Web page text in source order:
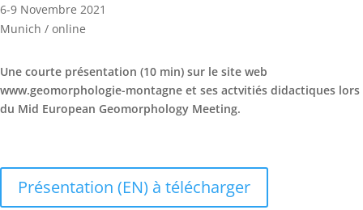
6-9 Novembre 2021
Munich / online
Une courte présentation (10 min) sur le site web
www.geomorphologie-montagne et ses actvitiés didactiques lors
du Mid European Geomorphology Meeting.
Présentation (EN) à télécharger